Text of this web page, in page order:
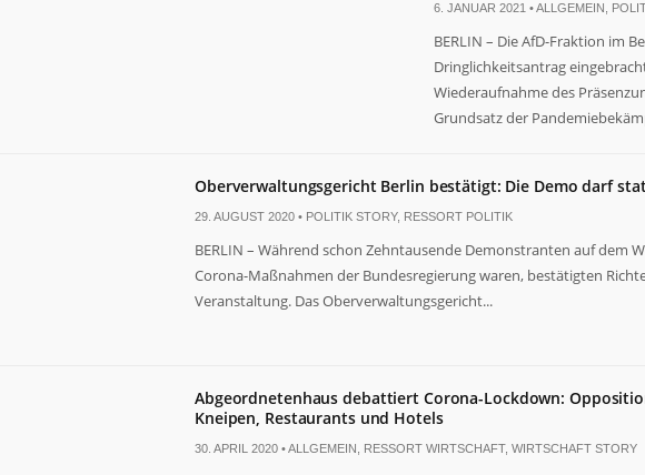
6. JANUAR 2021 •ALLGEMEIN
BERLIN – Die AfD-Fraktion im
Dringlichkeitsantrag
Wiederaufnahme des
Grundsatz der
Oberverwaltungsgericht Berlin bestätigt: Die Demo darf
29. AUGUST 2020 • POLITIK STORY, RESSORT POLITIK
BERLIN – Während schon Zehntausende Demonstranten auf dem
Corona-Maßnahmen der Bundesregierung waren, bestätigten
Veranstaltung. Das Oberverwaltungsgericht...
Abgeordnetenhaus debattiert Corona-Lockdown:
Kneipen, Restaurants und Hotels
30. APRIL 2020 •ALLGEMEIN RESSORT WIRTSCHAFT, WIRTSCHAFT STORY